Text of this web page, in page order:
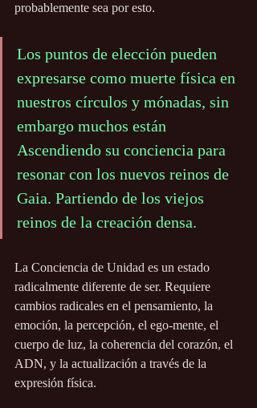
probablemente sea por esto.
Los puntos de elección pueden
expresarse como muerte física en
nuestros círculos y mónadas, sin
embargo muchos están
Ascendiendo su conciencia para
resonar con los nuevos reinos de
Gaia. Partiendo de los viejos
reinos de la creación densa.
La Conciencia de Unidad es un estado
radicalmente diferente de ser. Requiere
cambios radicales en el pensamiento, la
emoción, la percepción, el ego-mente, el
cuerpo de luz, la coherencia del corazón, el
ADN, y la actualización a través de la
expresión física.